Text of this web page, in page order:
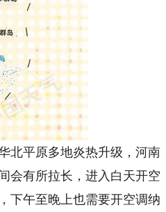
平原多地炎热升级，河南
会有所拉长，进入白天开空
下午至晚上也需要开空调纳